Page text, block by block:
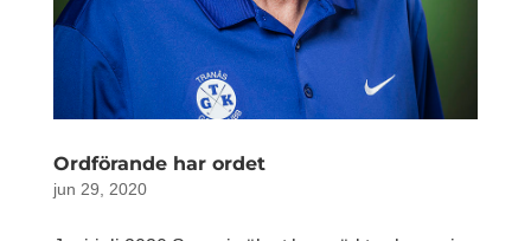
Ordförande har ordet
jun 29, 2020